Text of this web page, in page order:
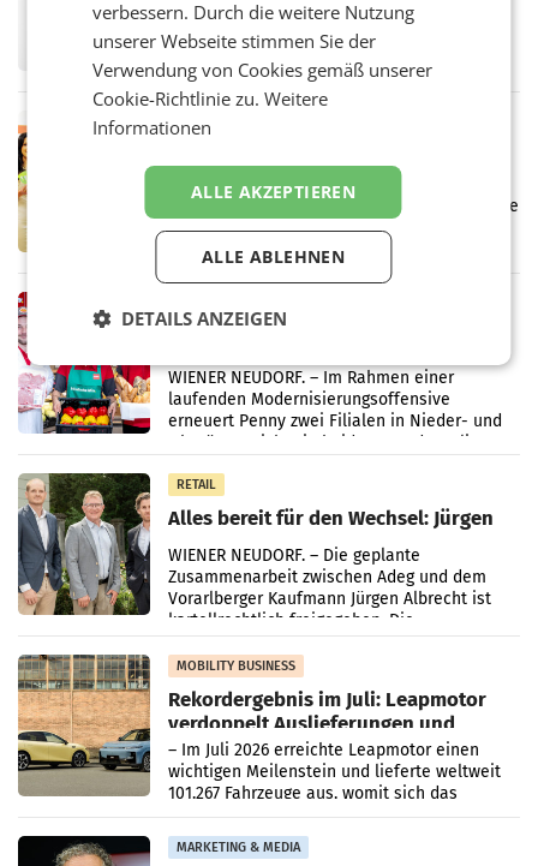
UNTERFÖHRING/MAILAND/AMSTERDAM. Der
Fernsehkonzern ProSiebenSat.1 hat im
Frühjahr dank Kostensenkungen operativ
wieder Gewinn gemacht und die
Markterwartung deutlich übertroffen.
Müller informieren am POS über
Kreislauffähigkeit
Über den gesamten August hinweg rücken die
Altstoff Recycling Austria AG (ARA) und der
Handelskonzern Müller die Initiative
„Kreislauf-Helden“ in allen österreichischen
Ober- und Niederösterreich
WIENER NEUDORF. – Im Rahmen einer
laufenden Modernisierungsoffensive
erneuert Penny zwei Filialen in Nieder- und
Oberösterreich. Die beiden Standorte liegen
RETAIL
Alles bereit für den Wechsel: Jürgen
Albrecht setzt ab 1.1.2027 auf Adeg
WIENER NEUDORF. – Die geplante
Zusammenarbeit zwischen Adeg und dem
Vorarlberger Kaufmann Jürgen Albrecht ist
kartellrechtlich freigegeben: Die
Bundeswettbewerbsbehörde und der
Bundeskartellanwalt
MOBILITY BUSINESS
Rekordergebnis im Juli: Leapmotor
verdoppelt Auslieferungen und
überschreitet die 100.000er-Marke
– Im Juli 2026 erreichte Leapmotor einen
wichtigen Meilenstein und lieferte weltweit
101.267 Fahrzeuge aus, womit sich das
Ergebnis gegenüber Juli 2025 mehr als
verdoppelte (+102
MARKETING & MEDIA
verbessern. Durch die weitere Nutzung
unserer Webseite stimmen Sie der
Verwendung von Cookies gemäß unserer
Cookie-Richtlinie zu.Weitere
Informationen
ALLE AKZEPTIEREN
ALLE ABLEHNEN
DETAILS ANZEIGEN